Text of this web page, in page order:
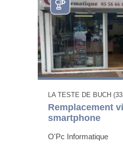
LA TESTE DE BUCH
Remplacement
smartphone
O'Pc Informatique